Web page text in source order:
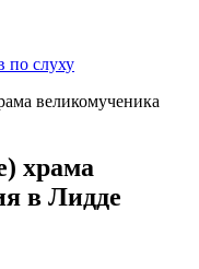
по слуху
великомученика
храма
в Лидде